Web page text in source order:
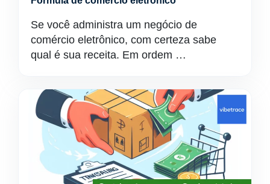
Se você administra um negócio de
comércio eletrônico, com certeza sabe
qual é sua receita. Em ordem …